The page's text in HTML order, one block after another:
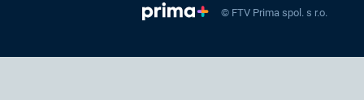
© FTV Prima spol. s r.o.